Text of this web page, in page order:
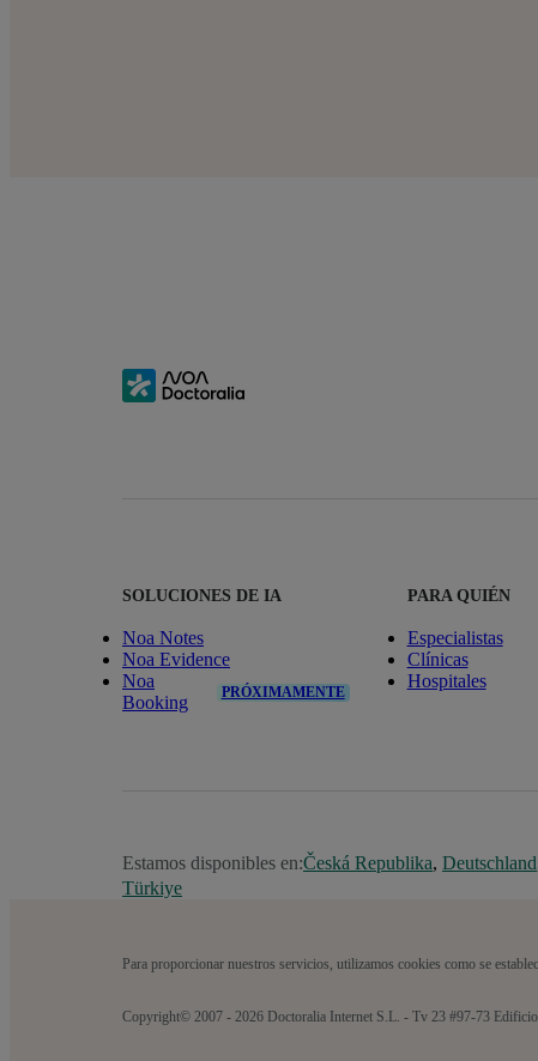
SOLUCIONES DE IA
Noa Notes
Noa Evidence
Noa
Booking
PRÓXIMAMENTE
PARA QUIÉN
Especialistas
Clínicas
Hospitales
Estamos disponibles en:Česká Republika, Deutschland
Türkiye
Para proporcionar nuestros servicios, utilizamos cookies como se
Copyright© 2007 - 2026 Doctoralia Internet S.L. - Tv 23 #97-73